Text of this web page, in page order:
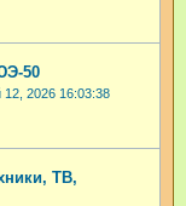
50
12, 2026 16:03:38
ТВ,